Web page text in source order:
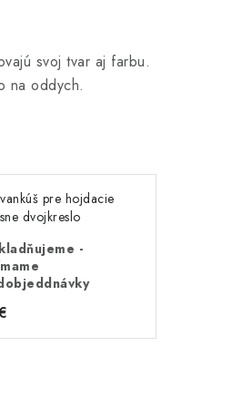
svoj tvar aj farbu.
na oddych.
pre hojdacie
dvojkreslo
-